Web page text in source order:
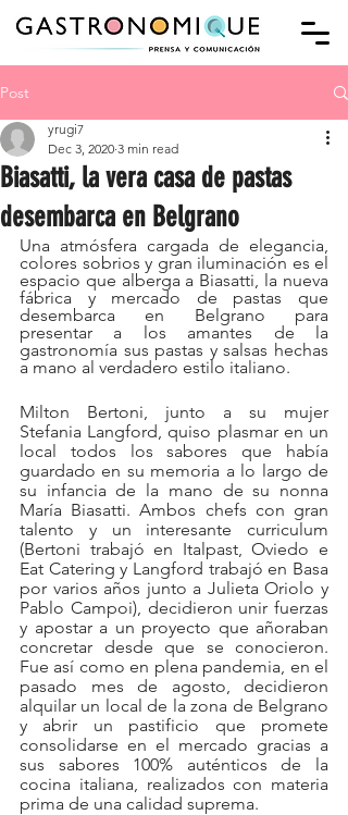
Post
Biasatti, la vera casa de pastas
desembarca en Belgrano
yrugi7
Dec 3, 2020 3 min read
Una atmósfera cargada de elegancia,
colores sobrios y gran iluminación es el
espacio que alberga a Biasatti, la nueva
fábrica y mercado de pastas que
desembarca en Belgrano para
presentar a los amantes de la
gastronomía sus pastas y salsas hechas
a mano al verdadero estilo italiano.
Milton Bertoni, junto a su mujer
Stefania Langford, quiso plasmar en un
local todos los sabores que había
guardado en su memoria a lo largo de
su infancia de la mano de su nonna
María Biasatti. Ambos chefs con gran
talento y un interesante curriculum
(Bertoni trabajó en Italpast, Oviedo e
Eat Catering y Langford trabajó en Basa
por varios años junto a Julieta Oriolo y
Pablo Campoi), decidieron unir fuerzas
y apostar a un proyecto que añoraban
concretar desde que se conocieron.
Fue así como en plena pandemia, en el
pasado mes de agosto, decidieron
alquilar un local de la zona de Belgrano
y abrir un pastificio que promete
consolidarse en el mercado gracias a
sus sabores 100% auténticos de la
cocina italiana, realizados con materia
prima de una calidad suprema.